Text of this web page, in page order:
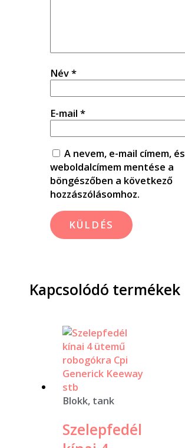
Név*
E-mail *
A nevem, e-mail címem, és
weboldalcímem mentése a
böngészőben a következő
hozzászólásomhoz.
Kapcsolódó termékek
Blokk, tank
Szelepfedél